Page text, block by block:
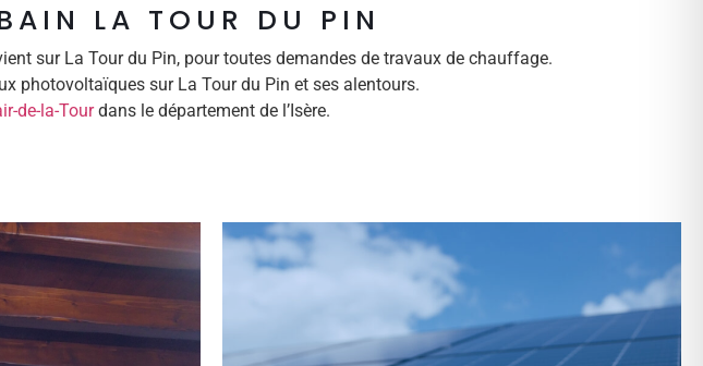
LA TOUR DU PIN
sur La Tour du Pin, pour toutes demandes de travaux de chauffage.
photovoltaïques sur La Tour du Pin et ses alentours.
de-la-Tourdans le département de l’Isère.